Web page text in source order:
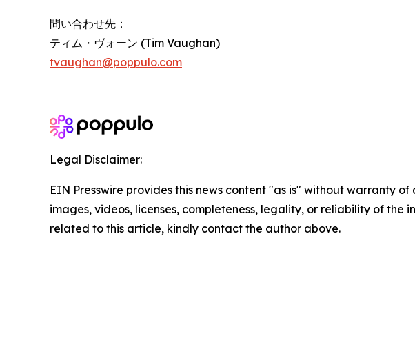
問い合わせ先：
ティム・ヴォーン (Tim Vaughan)
tvaughan@poppulo.com
Legal Disclaimer:
EIN Presswire provides this news content "as is" without warranty
images, videos, licenses, completeness, legality, or reliability of
related to this article, kindly contact the author above.